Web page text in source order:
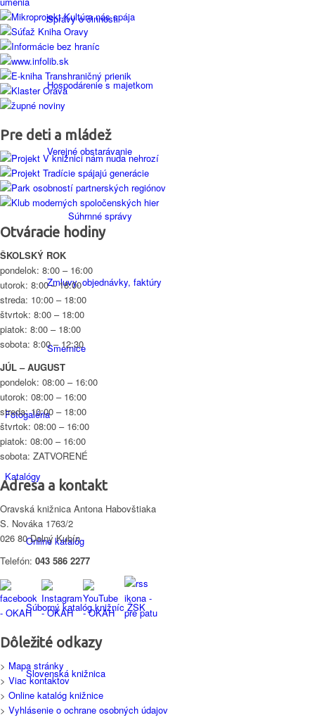
Správy o činnosti
Hospodárenie s majetkom
Verejné obstarávanie
Súhrnné správy
Zmluvy, objednávky, faktúry
Smernice
Fotogaléria
Katalógy
Online katalóg
Súborný katalóg knižníc ŽSK
Slovenská knižnica
Pre deti a mládež
Otváracie hodiny
ŠKOLSKÝ ROK
pondelok: 8:00 – 16:00
utorok: 8:00 – 18:00
streda: 10:00 – 18:00
štvrtok: 8:00 – 18:00
piatok: 8:00 – 18:00
sobota: 8:00 – 12:30
JÚL – AUGUST
pondelok: 08:00 – 16:00
utorok: 08:00 – 16:00
streda: 10:00 – 18:00
štvrtok: 08:00 – 16:00
piatok: 08:00 – 16:00
sobota: ZATVORENÉ
Adresa a kontakt
Oravská knižnica Antona Habovštiaka
S. Nováka 1763/2
026 80 Dolný Kubín
Telefón: 043 586 2277
Dôležité odkazy
> Mapa stránky
> Viac kontaktov
> Online katalóg knižnice
> Vyhlásenie o ochrane osobných údajov